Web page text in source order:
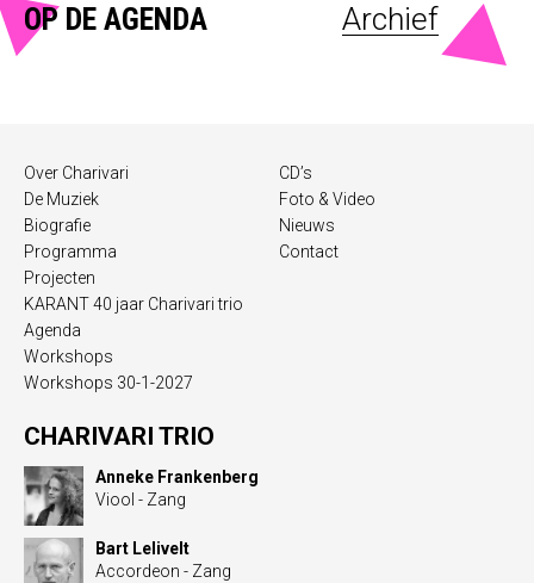
OP DE AGENDA Archief
Over Charivari
De Muziek
Biografie
Programma
Projecten
KARANT 40 jaar Charivari trio
Agenda
Workshops
Workshops 30-1-2027
CD’s
Foto & Video
Nieuws
Contact
CHARIVARI TRIO
Anneke Frankenberg
Viool - Zang
Bart Lelivelt
Accordeon - Zang